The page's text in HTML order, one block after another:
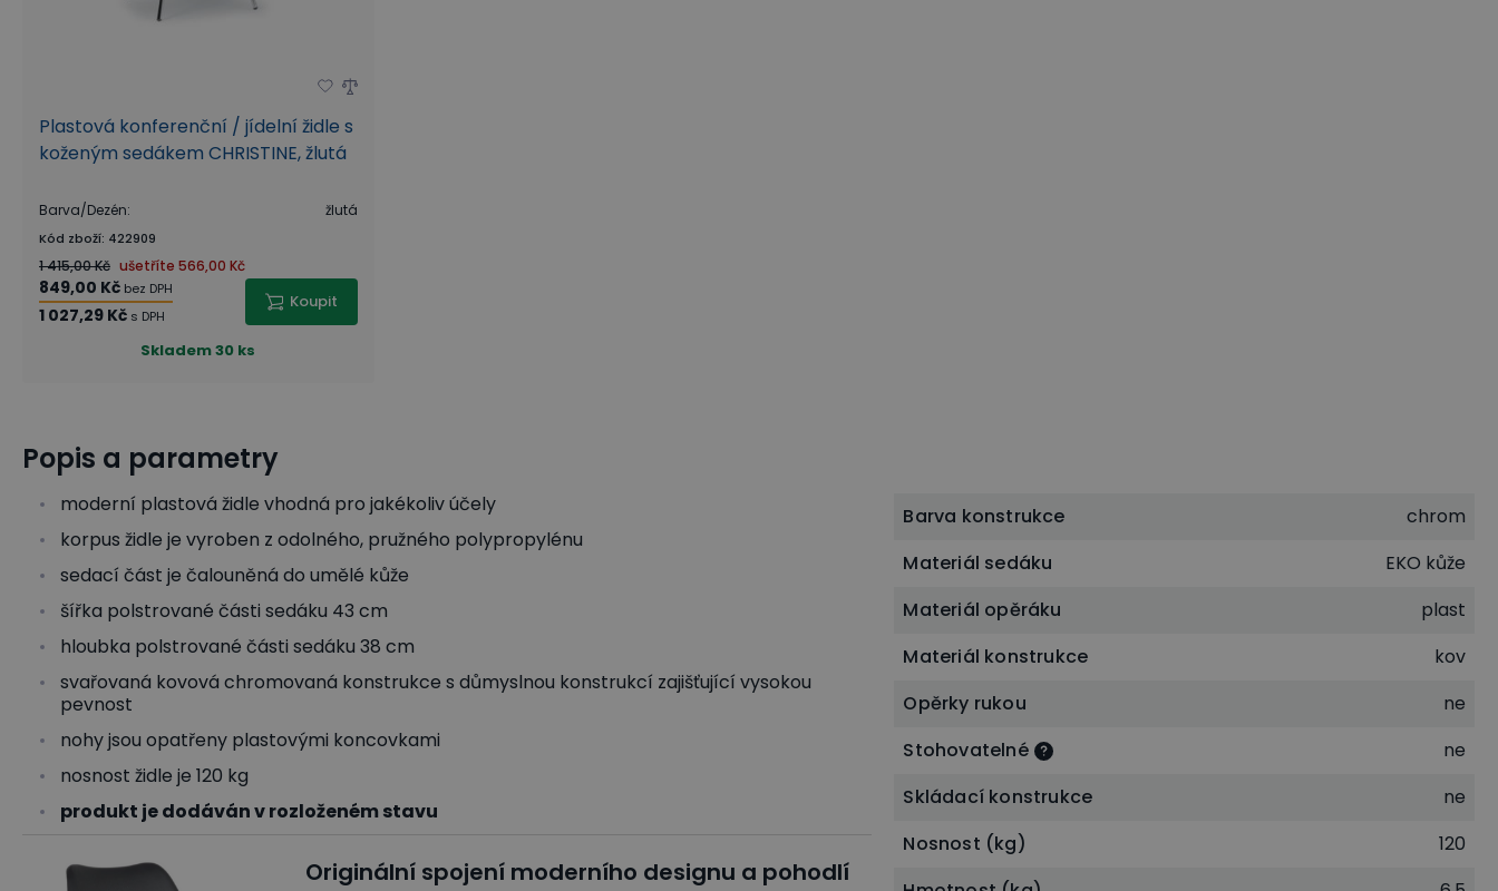
Plastová konferenční / jídelní židle s
koženým sedákem CHRISTINE, žlutá
Barva/Dezén: žlutá
Kód zboží: 422909
1 415,00 Kč ušetříte 566,00 Kč
849,00 Kč bez DPH
1 027,29 Kč s DPH
Koupit
Skladem30 ks
Popis a parametry
moderní plastová židle vhodná pro jakékoliv účely
korpus židle je vyroben z odolného, pružného polypropylénu
sedací část je čalouněná do umělé kůže
šířka polstrované části sedáku 43 cm
hloubka polstrované části sedáku 38 cm
svařovaná kovová chromovaná konstrukce s důmyslnou konstrukcí zajišťující vysokou
pevnost
nohy jsou opatřeny plastovými koncovkami
nosnost židle je 120 kg
produkt je dodáván v rozloženém stavu
Originální spojení moderního designu a pohodlí
Barva konstrukce
chrom
Materiál sedáku
EKO kůže
Materiál opěráku
plast
Materiál konstrukce
kov
Opěrky rukou
ne
Stohovatelné
ne
Skládací konstrukce
ne
Nosnost (kg)
120